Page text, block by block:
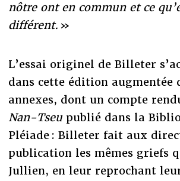
nôtre ont en commun et ce
différent. »
L’essai originel de Billeter
dans cette édition augmentée
annexes, dont un compte
Nan-Tseupublié dans la
Pléiade : Billeter fait aux
publication les mêmes griefs
Jullien, en leur reprochant